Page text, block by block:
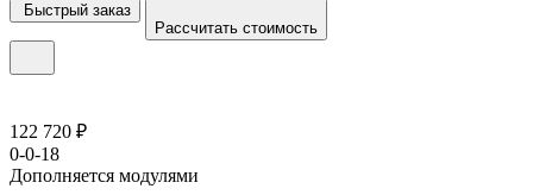
Быстрый заказ
Рассчитать стоимость
122 720 ₽
0-0-18
Дополняется модулями